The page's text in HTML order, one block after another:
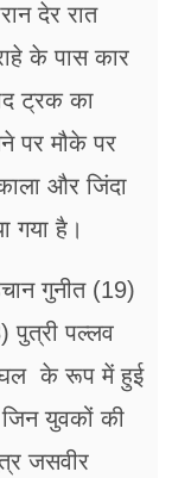
देर रात
के पास कार
ट्रक का
पर मौके पर
और जिंदा
गया है।
गुनीत (19)
पुत्री पल्लव
के रूप में हुई
जिन युवकों की
जसवीर